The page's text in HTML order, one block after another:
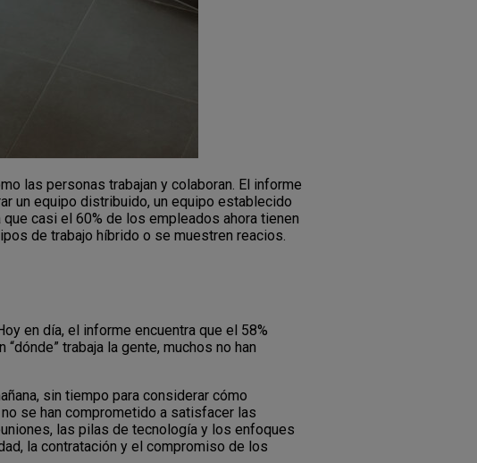
las personas trabajan y colaboran. El informe
un equipo distribuido, un equipo establecido
casi el 60% de los empleados ahora tienen
de trabajo híbrido o se muestren reacios.
en día, el informe encuentra que el 58%
trabaja la gente, muchos no han
sin tiempo para considerar cómo
se han comprometido a satisfacer las
las pilas de tecnología y los enfoques
la contratación y el compromiso de los